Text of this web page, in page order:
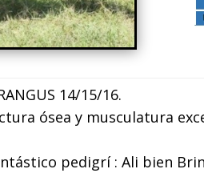
14/15/16.
ósea y musculatura
pedigrí : Ali bien